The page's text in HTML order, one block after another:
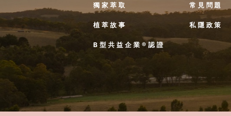
獨家萃取
植萃故事
B型共益企業®認證
常見問題
私隱政策